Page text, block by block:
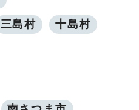
三島村 十島村